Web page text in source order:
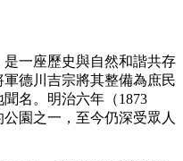
一座歷史與自然和諧共存
德川吉宗將其整備為庶民
名。明治六年（1873
園之一，至今仍深受眾人